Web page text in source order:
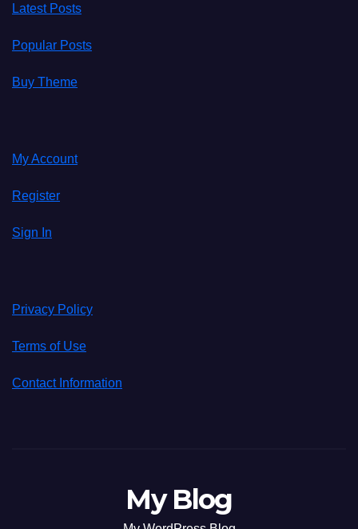
Latest Posts
Popular Posts
Buy Theme
My Account
Register
Sign In
Privacy Policy
Terms of Use
Contact Information
My Blog